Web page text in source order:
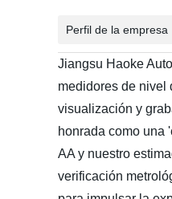
Perfil de la empresa
Jiangsu Haoke
medidores de nivel
visualización y
honrada como una
AA y nuestro
verificación